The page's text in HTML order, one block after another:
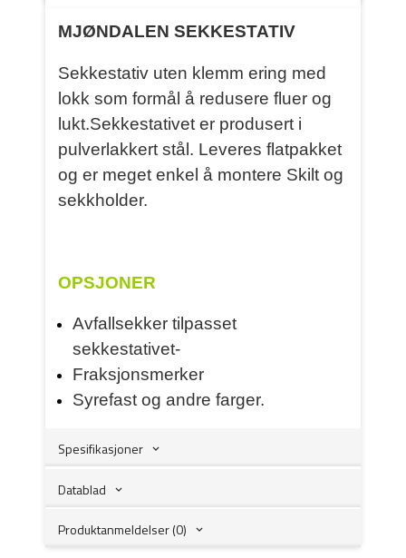
MJØNDALEN SEKKESTATIV
Sekkestativ uten klemm ering med
lokk som formål å redusere fluer og
lukt.Sekkestativet er produsert i
pulverlakkert stål. Leveres flatpakket
og er meget enkel å montere Skilt og
sekkholder.
OPSJONER
Avfallsekker tilpasset
sekkestativet-
Fraksjonsmerker
Syrefast og andre farger.
Spesifikasjoner
Datablad
Produktanmeldelser (0)